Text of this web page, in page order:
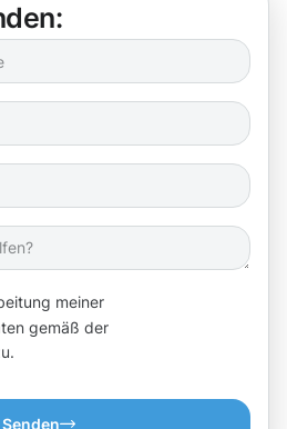
meiner
gemäß der
Senden